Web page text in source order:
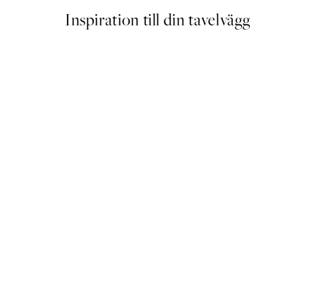
Inspiration till din tavelvägg